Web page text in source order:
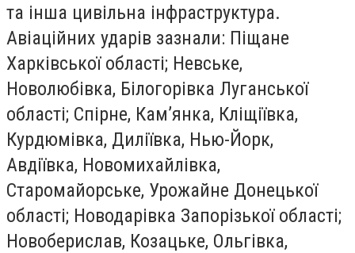
та інша цивільна інфраструктура.
Авіаційних ударів зазнали: Піщане
Харківської області; Невське,
Новолюбівка, Білогорівка Луганської
області; Спірне, Кам’янка, Кліщіївка,
Курдюмівка, Диліївка, Нью-Йорк,
Авдіївка, Новомихайлівка,
Старомайорське, Урожайне Донецької
області; Новодарівка Запорізької області;
Новоберислав, Козацьке, Ольгівка,